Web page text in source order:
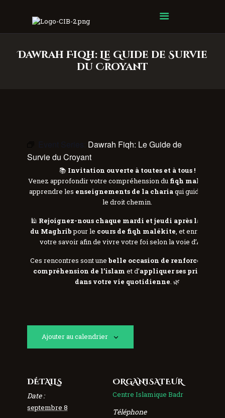
Dawrah Fiqh: Le Guide de Survie
du Croyant
Centre Islamique Badr
Event Series: Dawrah Fiqh: Le Guide de
Survie du Croyant
📚 Invitation ouverte à toutes et à tous !
Venez approfondir votre compréhension du fiqh malékite
apprendre les enseignements de la chariaqui guident vers
le droit chemin.
🕌 Rejoignez-nous chaque mardi et jeudi après la prière
du Maghribpour le cours de fiqh malékite, et enrichissez
votre savoir afin de vivre votre foi selon la voie d’Allah.
Ces rencontres sont unebelle occasion de renforcer votre
compréhension de l’islam et d’appliquer ses principes
dans votre vie quotidienne. 🌿
Ajouter au calendrier
DÉTAILS
Date :
septembre 8
ORGANISATEUR
Centre Islamique Badr
Téléphone